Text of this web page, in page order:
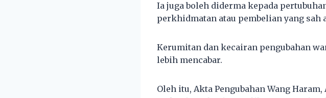
Ia juga boleh diderma kepada
perkhidmatan atau pembelian yang
Kerumitan dan kecairan pengubahan
lebih mencabar.
Oleh itu, Akta Pengubahan Wang